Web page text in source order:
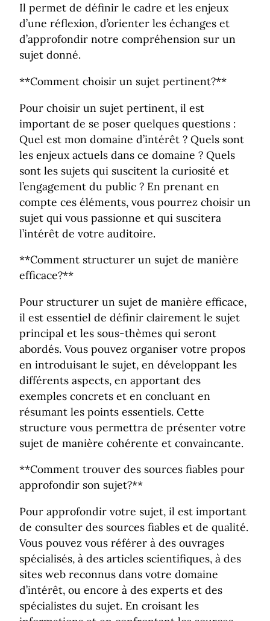
Il permet de définir le cadre et les enjeux
d’une réflexion, d’orienter les échanges et
d’approfondir notre compréhension sur un
sujet donné.
**Comment choisir un sujet pertinent?**
Pour choisir un sujet pertinent, il est
important de se poser quelques questions :
Quel est mon domaine d’intérêt ? Quels sont
les enjeux actuels dans ce domaine ? Quels
sont les sujets qui suscitent la curiosité et
l’engagement du public ? En prenant en
compte ces éléments, vous pourrez choisir un
sujet qui vous passionne et qui suscitera
l’intérêt de votre auditoire.
**Comment structurer un sujet de manière
efficace?**
Pour structurer un sujet de manière efficace,
il est essentiel de définir clairement le sujet
principal et les sous-thèmes qui seront
abordés. Vous pouvez organiser votre propos
en introduisant le sujet, en développant les
différents aspects, en apportant des
exemples concrets et en concluant en
résumant les points essentiels. Cette
structure vous permettra de présenter votre
sujet de manière cohérente et convaincante.
**Comment trouver des sources fiables pour
approfondir son sujet?**
Pour approfondir votre sujet, il est important
de consulter des sources fiables et de qualité.
Vous pouvez vous référer à des ouvrages
spécialisés, à des articles scientifiques, à des
sites web reconnus dans votre domaine
d’intérêt, ou encore à des experts et des
spécialistes du sujet. En croisant les